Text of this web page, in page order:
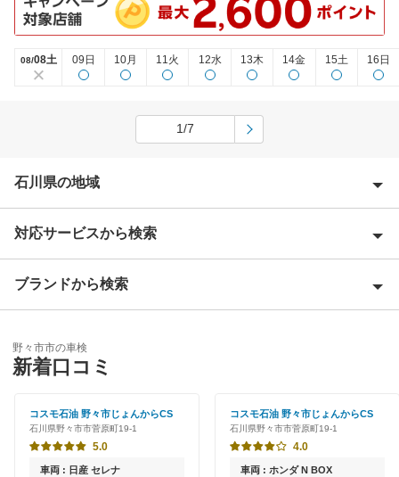
08/08土 09日 10月 11火 12水 13木 14金 15土 16日
1/7
石川県の地域
加賀市
金沢市
河北郡
かほく市
小松市
珠洲市
対応サービスから検索
Award 受賞店
特典あり
新車初回割りあり
早割りあり
ブランドから検索
「車検の速太郎」
アップル車検
オートバックス
野々市市の車検
新着口コミ
コスモ石油 野々市じょんからCS
石川県野々市市菅原町19-1
5.0
車両 : 日産 セレナ
コスモ石油 野々市じょんからCS
石川県野々市市菅原町19-1
4.0
車両 : ホンダ N BOX